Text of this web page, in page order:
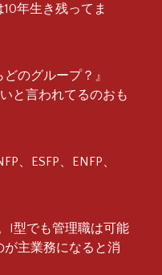
年生き残ってま
のグループ？』
と言われてるのおも
、ESFP、ENFP、
I型でも管理職は可能
主業務になると消